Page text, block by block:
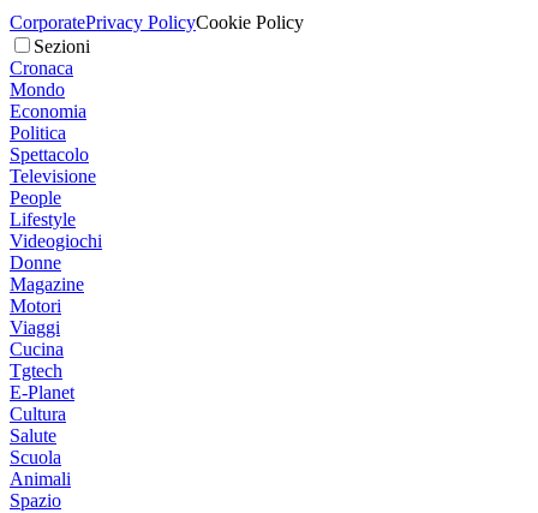
CorporatePrivacy PolicyCookie Policy
Sezioni
Cronaca
Mondo
Economia
Politica
Spettacolo
Televisione
People
Lifestyle
Videogiochi
Donne
Magazine
Motori
Viaggi
Cucina
Tgtech
E-Planet
Cultura
Salute
Scuola
Animali
Spazio